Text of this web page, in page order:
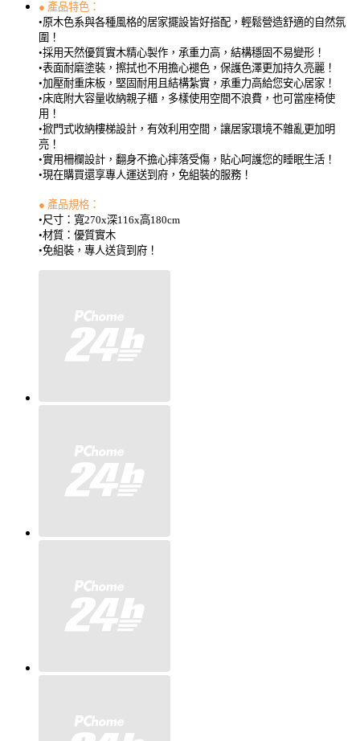
● 產品特色：
•原木色系與各種風格的居家擺設皆好搭配，輕鬆營造舒適的自然氛
圍！
•採用天然優質實木精心製作，承重力高，結構穩固不易變形！
•表面耐磨塗裝，擦拭也不用擔心褪色，保護色澤更加持久亮麗！
•加壓耐重床板，堅固耐用且結構紮實，承重力高給您安心居家！
•床底附大容量收納親子櫃，多樣使用空間不浪費，也可當座椅使
用！
•掀門式收納樓梯設計，有效利用空間，讓居家環境不雜亂更加明
亮！
•實用柵欄設計，翻身不擔心摔落受傷，貼心呵護您的睡眠生活！
•現在購買還享專人運送到府，免組裝的服務！
● 產品規格：
•尺寸：寬270x深116x高180cm
•材質：優質實木
•免組裝，專人送貨到府！